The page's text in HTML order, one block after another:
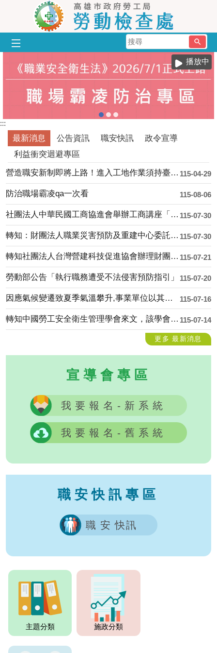
跳到主要內容區塊
搜
尋
播放中
:::
最新消息 公告資訊 職安快訊
政令宣導
利益衝突迴避專區
115-04-29
營造職安新制即將上路！進入工地作業須持臺灣職安卡，勞動部設緩衝期加強輔導
115-08-06
防治職場霸凌qa一次看
115-07-30
社團法人中華民國工商協進會舉辦工商講座「企業人權與職場治理新挑戰－企業如何面對職....
115-07-30
轉知：財團法人職業災害預防及重建中心委託財團法人成大研究發展基金會辦理「職業衛生....
115-07-21
轉知社團法人台灣營建科技促進協會辦理財團法人職業災害預防及重建中心「115年度營....
115-07-20
勞動部公告「執行職務遭受不法侵害預防指引」
115-07-16
因應氣候變遷致夏季氣溫攀升,事業單位以其事業之全部或一部分交付承攬 時，應善盡風....
115-07-14
轉知中國勞工安全衛生管理學會來文，該學會承辦財團法人職業災害預防及重建中心「11....
更多 最新消息
宣導會專區
我要報名-新系統
我要報名-舊系統
職安快訊專區
職 安 快訊
主題分類 施政分類